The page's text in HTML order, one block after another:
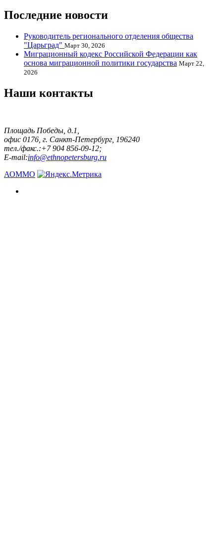
Последние новости
Руководитель регионального отделения общества
"Царьград" Март 30, 2026
Миграционный кодекс Российской Федерации как
основа миграционной политики государства Март 22,
2026
Наши контакты
Площадь Победы, д.1,
офис 0176, г. Санкт-Петербург, 196240
тел./факс.:+7 904 856-09-12;
E-mail:info@ethnopetersburg.ru
АОММО